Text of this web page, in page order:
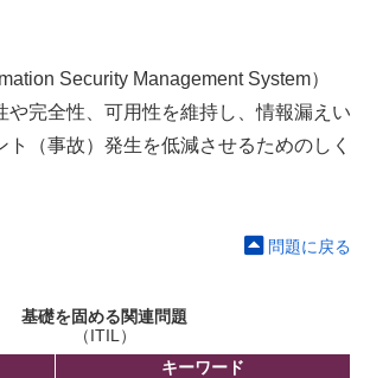
Security Management System）
や完全性、可用性を維持し、情報漏えい
ト（事故）発生を低減させるためのしく
問題に戻る
基礎を固める関連問題
（ITIL）
キーワード